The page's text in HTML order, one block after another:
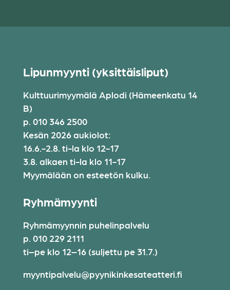
Lipunmyynti (yksittäisliput)
Kulttuurimyymälä Aplodi (Hämeenkatu 14
B)
p. 010 346 2500
Kesän 2026 aukiolot:
16.6.-2.8. ti-la klo 12-17
3.8. alkaen ti-la klo 11-17
Myymälään on esteetön kulku.
Ryhmämyynti
Ryhmämyynnin puhelinpalvelu
p. 010 229 2111
ti–pe klo 12–16 (suljettu pe 31.7.)
myyntipalvelu@pyynikinkesateatteri.fi